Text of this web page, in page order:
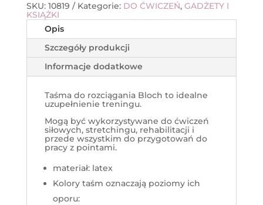
SKU: 10819 Kategorie: DO ĆWICZEŃ, GADŻETY I
KSIĄŻKI
Opis
Szczegóły produkcji
Informacje dodatkowe
Taśma do rozciągania Bloch to idealne
uzupełnienie treningu.
Mogą być wykorzystywane do ćwiczeń
siłowych, stretchingu, rehabilitacji i
przede wszystkim do przygotowań do
pracy z pointami.
materiał: latex
Kolory taśm oznaczają poziomy ich
oporu: